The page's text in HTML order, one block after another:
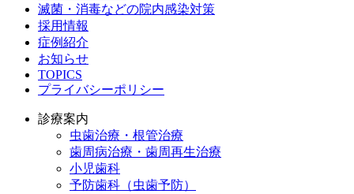
滅菌・消毒などの院内感染対策
採用情報
症例紹介
お知らせ
TOPICS
プライバシーポリシー
診療案内
虫歯治療・根管治療
歯周病治療・歯周再生治療
小児歯科
予防歯科（虫歯予防）